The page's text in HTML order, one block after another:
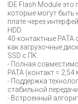
IDE Flash Module
которые могут
плате через
HDD.
40-контактные
как загрузочные
SSD с ПК.
- Полная
PATA (контакт = 2,54
- Поддержка
стабильной
- Встроенный